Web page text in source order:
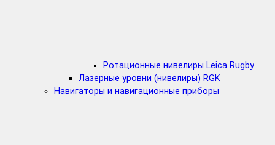
Ротационные нивелиры Leica Rugby
Лазерные уровни (нивелиры) RGK
Навигаторы и навигационные приборы